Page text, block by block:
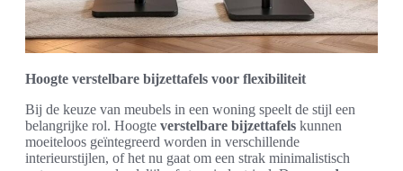
Hoogte verstelbare bijzettafels voor flexibiliteit
Bij de keuze van meubels in een woning speelt de stijl een
belangrijke rol. Hoogte verstelbare bijzettafels kunnen
moeiteloos geïntegreerd worden in verschillende
interieurstijlen, of het nu gaat om een strak minimalistisch